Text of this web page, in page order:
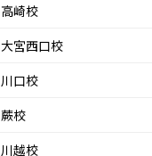
高崎校
大宮西口校
川口校
蕨校
川越校